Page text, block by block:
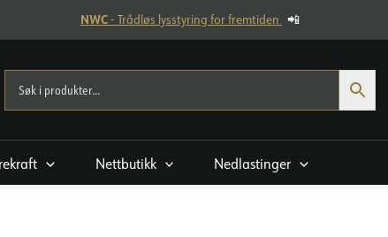
NWC- Trådløs lysstyring for fremtiden 📲
Nettbutikk Nedlastinger